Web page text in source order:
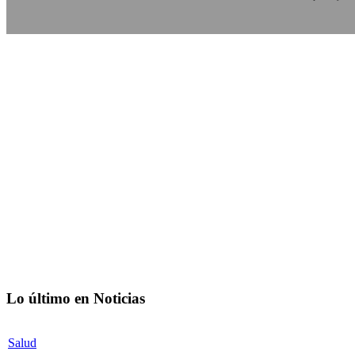
Lo último en Noticias
Salud